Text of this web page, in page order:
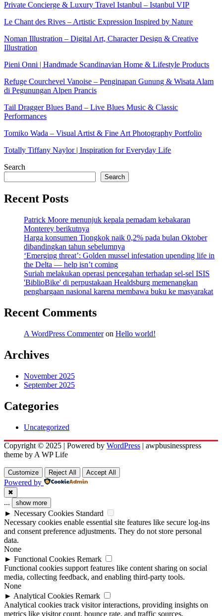
Private Concierge & Luxury Travel Istanbul – Istanbul VIP
Le Chant des Rives – Artistic Expression Inspired by Nature
Noman Illustration – Digital Art, Character Design & Creative
Illustration
Pieni Onni | Handmade Scandinavian Home & Lifestyle Products
Refuge Courchevel Vanoise – Penginapan Gunung & Wisata Alam
di Pegunungan Alpen Prancis
Tail Dragger Blues Band – Live Blues Music & Classic
Performances
Tomiko Wada – Visual Artist & Fine Art Photography Portfolio
Totally Tiffany Naylor | Inspiration for Everyday Life
Search
Search
Recent Posts
Patrick Moore menunjuk kepala pemadam kebakaran
Monterey berikutnya
Harga konsumen Tiongkok naik 0,2% pada bulan Oktober
dibandingkan tahun sebelumnya
‘Emerging threat’: Golden mussel infestation upending life in
the Delta — help isn’t coming
Suriah melakukan operasi pencegahan terhadap sel-sel ISIS
'BiblioBike' di perpustakaan Healdsburg memenangkan
penghargaan nasional karena membawa buku ke masyarakat
Recent Comments
A WordPress Commenteron Hello world!
Archives
November 2025
September 2025
Categories
Uncategorized
Copyright © 2025 | Powered by WordPress | awpbusinesspress
theme by A WP Life
Customize Reject All Accept All
Powered by
✖
... show more
► Necessary Cookies Standard
Necessary cookies enable essential site features like secure log-ins
and consent preference adjustments. They do not store personal
data.
None
► Functional Cookies Remark
Functional cookies support features like content sharing on social
media, collecting feedback, and enabling third-party tools.
None
► Analytical Cookies Remark
Analytical cookies track visitor interactions, providing insights on
metrics like visitor count, bounce rate, and traffic sources.